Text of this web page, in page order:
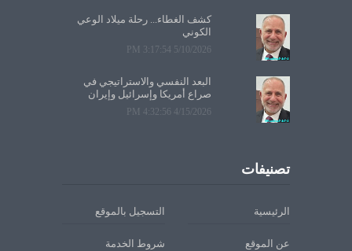
كشف الغطاء... رحلة ميلاد الوعي
الكوني
5/10/2026 3:17:54 PM
البعد النفسي والاستراتيجي في
صراع أمريكا وإسرائيل وإيران
4/15/2026 4:32:56 PM
تصنيفات
الرئيسية التسجيل بالموقع
عن الموقع شروط الخدمة